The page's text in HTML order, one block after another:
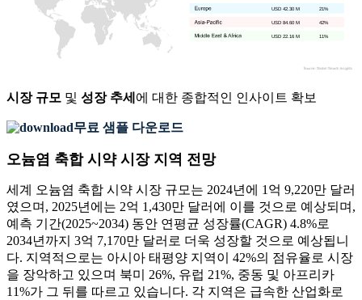
11%
USD 22.16 M
42%
USD 84.60 M
21%
USD 42.30 M
시장 규모 및 성장 추세 에 대한 종합적인 인사이트 확보
무료 샘플 다운로드
오늄염 축합 시약 시장 지역 전망
세계 오늄염 축합 시약 시장 규모는 2024년에 1억 9,220만 달러
였으며, 2025년에는 2억 1,430만 달러에 이를 것으로 예상되며,
예측 기간(2025~2034) 동안 연평균 성장률(CAGR) 4.8%로
2034년까지 3억 7,170만 달러로 더욱 성장할 것으로 예상됩니
다. 지역적으로는 아시아 태평양 지역이 42%의 점유율로 시장
을 장악하고 있으며 북미 26%, 유럽 21%, 중동 및 아프리카
11%가 그 뒤를 따르고 있습니다. 각 지역은 급속한 산업화로